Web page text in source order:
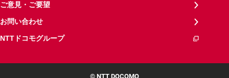
ご意見・ご要望
お問い合わせ
NTTドコモグループ
© NTT DOCOMO